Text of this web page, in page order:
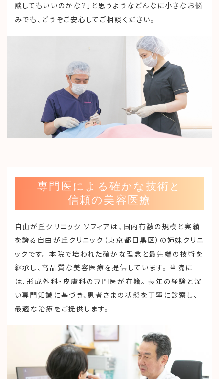
談してもいいのかな？」と思うようなどんなに小さなお悩
みでも、どうぞご安心してご相談ください。
専門医による確かな技術と
信頼の美容医療
自由が丘クリニック ソフィアは、国内有数の規模と実績
を誇る自由が丘クリニック（東京都目黒区）の姉妹クリニ
ックです。 本院で培われた確かな理念と最先端の技術を
継承し、高品質な美容医療を提供しています。 当院に
は、形成外科・皮膚科の専門医が在籍。 長年の経験と深
い専門知識に基づき、患者さまの状態を丁寧に診察し、
最適な治療をご提供します。